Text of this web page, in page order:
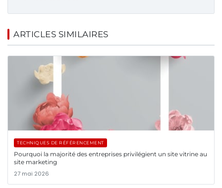
ARTICLES SIMILAIRES
TECHNIQUES DE RÉFÉRENCEMENT
Pourquoi la majorité des entreprises privilégient un site vitrine au
site marketing
27 mai 2026